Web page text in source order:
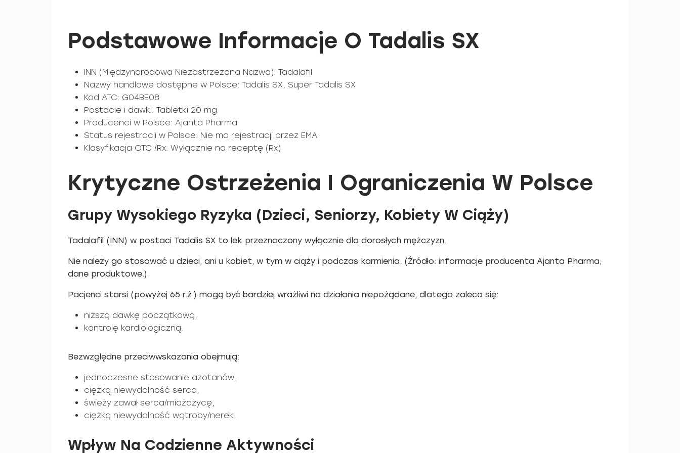
Podstawowe Informacje O Tadalis SX
INN (Międzynarodowa Niezastrzeżona Nazwa): Tadalafil
Nazwy handlowe dostępne w Polsce: Tadalis SX, Super Tadalis SX
Kod ATC: G04BE08
Postacie i dawki: Tabletki 20 mg
Producenci w Polsce: Ajanta Pharma
Status rejestracji w Polsce: Nie ma rejestracji przez EMA
Klasyfikacja OTC /Rx: Wyłącznie na receptę (Rx)
Krytyczne Ostrzeżenia I Ograniczenia W Polsce
Grupy Wysokiego Ryzyka (Dzieci, Seniorzy, Kobiety W Ciąży)
Tadalafil (INN) w postaci Tadalis SX to lek przeznaczony wyłącznie dla dorosłych mężczyzn.
Nie należy go stosować u dzieci, ani u kobiet, w tym w ciąży i podczas karmienia. (Źródło: informacje producenta Ajanta Pharma;
dane produktowe.)
Pacjenci starsi (powyżej 65 r.ż.) mogą być bardziej wrażliwi na działania niepożądane, dlatego zaleca się:
niższą dawkę początkową,
kontrolę kardiologiczną.
Bezwzględne przeciwwskazania obejmują:
jednoczesne stosowanie azotanów,
ciężką niewydolność serca,
świeży zawał serca/miażdżycę,
ciężką niewydolność wątroby/nerek.
Wpływ Na Codzienne Aktywności